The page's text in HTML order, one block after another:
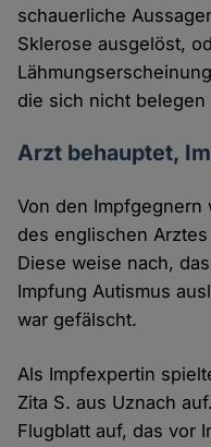
schauerliche
Sklerose ausgelöst,
die sich nicht belegen
Arzt behauptet,
Von den Impfgegnern
des englischen
Diese weise nach,
Impfung Autismus
war gefälscht.
Als Impfexpertin
Zita S. aus Uznach
Flugblatt auf, das vor